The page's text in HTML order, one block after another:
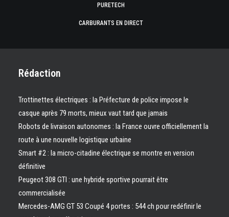
PURETECH
CARBURANTS EN DIRECT
Rédaction
Trottinettes électriques : la Préfecture de police impose le
casque après 79 morts, mieux vaut tard que jamais
Robots de livraison autonomes : la France ouvre officiellement la
route à une nouvelle logistique urbaine
Smart #2 : la micro-citadine électrique se montre en version
définitive
Peugeot 308 GTI : une hybride sportive pourrait être
commercialisée
Mercedes-AMG GT 53 Coupé 4 portes : 544 ch pour redéfinir le